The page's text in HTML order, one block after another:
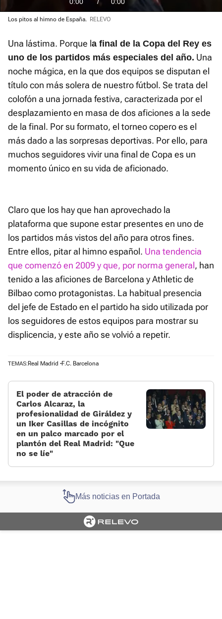
Time
Los pitos al himno de España. RELEVO
Una lástima. Porque la final de la Copa del Rey es
uno de los partidos más especiales del año. Una
noche mágica, en la que dos equipos se disputan el
título con más solera de nuestro fútbol. Se trata del
colofón a una jornada festiva, caracterizada por el
desplazamiento en masa de dos aficiones a la sede
de la final. Por su formato, el torneo copero es el
más dado a las sorpresas deportivas. Por ello, para
muchos seguidores vivir una final de Copa es un
momento único en su vida de aficionado.
Claro que los hay que han aprovechado la
plataforma que supone estar presentes en uno de
los partidos más vistos del año para otros fines.
Entre ellos, pitar al himno español. Una tendencia
que comenzó en 2009 y que, por norma general, han
tenido a las aficiones de Barcelona y Athletic de
Bilbao como protagonistas. La habitual presencia
del jefe de Estado en el partido ha sido utilizada por
los seguidores de estos equipos para mostrar su
displicencia, y este año se volvió a repetir.
TEMAS:Real Madrid F.C. Barcelona
El poder de atracción de
Carlos Alcaraz, la
profesionalidad de Giráldez y
un Iker Casillas de incógnito
en un palco marcado por el
plantón del Real Madrid: «Que
no se líe»
Más noticias en Portada